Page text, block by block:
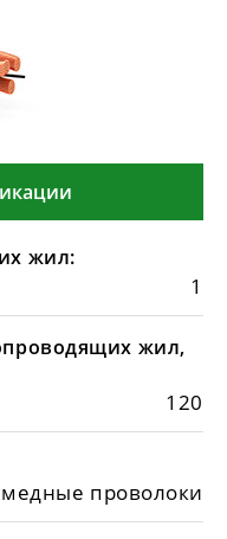
жил:
1
жил,
120
медные проволоки